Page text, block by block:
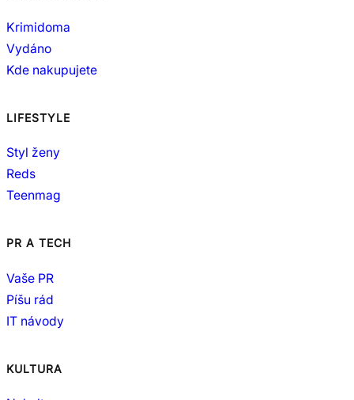
Krimidoma
Vydáno
Kde nakupujete
LIFESTYLE
Styl ženy
Reds
Teenmag
PR A TECH
Vaše PR
Píšu rád
IT návody
KULTURA